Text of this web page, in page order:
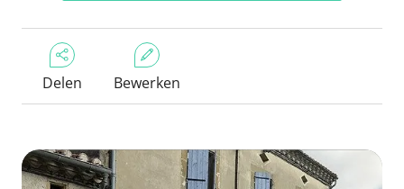
Delen Bewerken